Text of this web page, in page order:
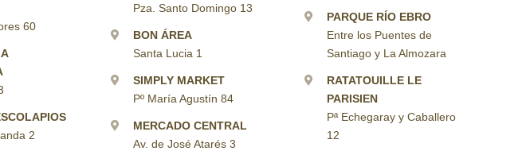
60
2
Pza. Santo Domingo 13
BON ÁREA
Santa Lucia 1
SIMPLY MARKET
Pº María Agustín 84
MERCADO CENTRAL
Av. de José Atarés 3
PARQUE RÍO EBRO
Entre los Puentes de
Santiago y La Almozara
RATATOUILLE LE
PARISIEN
Pª Echegaray y Caballero
12